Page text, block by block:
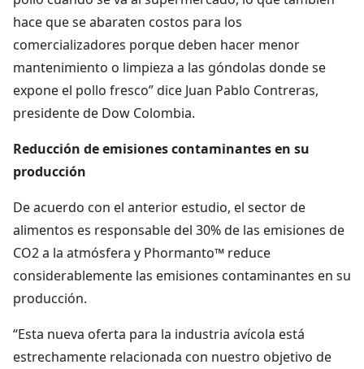
hace que se abaraten costos para los
comercializadores porque deben hacer menor
mantenimiento o limpieza a las góndolas donde se
expone el pollo fresco” dice Juan Pablo Contreras,
presidente de Dow Colombia.
Reducción de emisiones contaminantes en su
producción
De acuerdo con el anterior estudio, el sector de
alimentos es responsable del 30% de las emisiones de
CO2 a la atmósfera y Phormanto™ reduce
considerablemente las emisiones contaminantes en su
producción.
“Esta nueva oferta para la industria avícola está
estrechamente relacionada con nuestro objetivo de